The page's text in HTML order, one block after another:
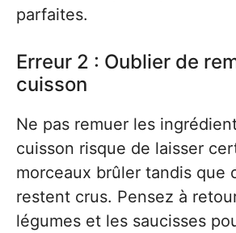
parfaites.
Erreur 2 : Oublier de
cuisson
Ne pas remuer les
cuisson risque de laisser
morceaux brûler tandis que
restent crus. Pensez à
légumes et les saucisses